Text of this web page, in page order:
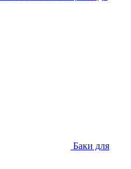
Баки для